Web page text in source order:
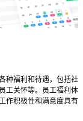
种福利和待遇，包括社
工关怀等。员工福利体
作积极性和满意度具有